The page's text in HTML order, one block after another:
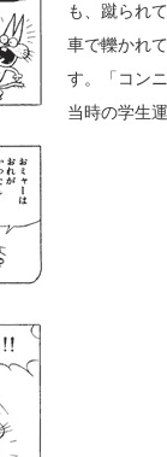
も、蹴られ
車で轢かれ
す。「コン
当時の学生